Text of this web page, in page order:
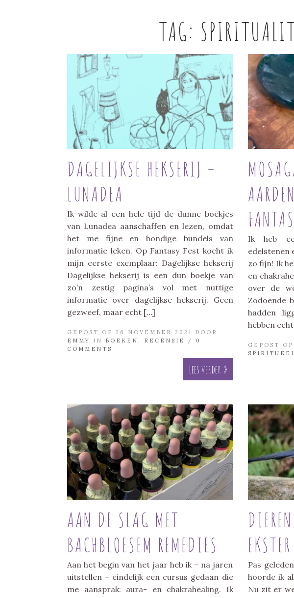
TAG:
DAGELIJKSE HEKSERIJ –
LUNADEA
Ik wilde al een hele tijd de dunne boekjes
van Lunadea aanschaffen en lezen, omdat
het me fijne en bondige bundels van
informatie leken. Op Fantasy Fest kocht ik
mijn eerste exemplaar: Dagelijkse hekserij
Dagelijkse hekserij is een dun boekje van
zo’n zestig pagina’s vol met nuttige
informatie over dagelijkse hekserij. Geen
gezweef, maar echt […]
GEPOST OP 26 NOVEMBER 2021 DOOR
EMMY
IN BOEKEN , RECENSIE / 0
COMMENTS
Lees verder »
Ik heb
edelstenen
zo fijn! Ik
en
over de
Zodoende
hadden
hebben
GEPOST
SPIRITUEEL
AAN DE SLAG MET
BACHBLOESEM REMEDIES
Aan het begin van het jaar heb ik – na jaren
uitstellen – eindelijk een cursus gedaan die
me aansprak: aura- en chakrahealing. Ik
EKSTER
Pas
hoorde ik
Nu zit er